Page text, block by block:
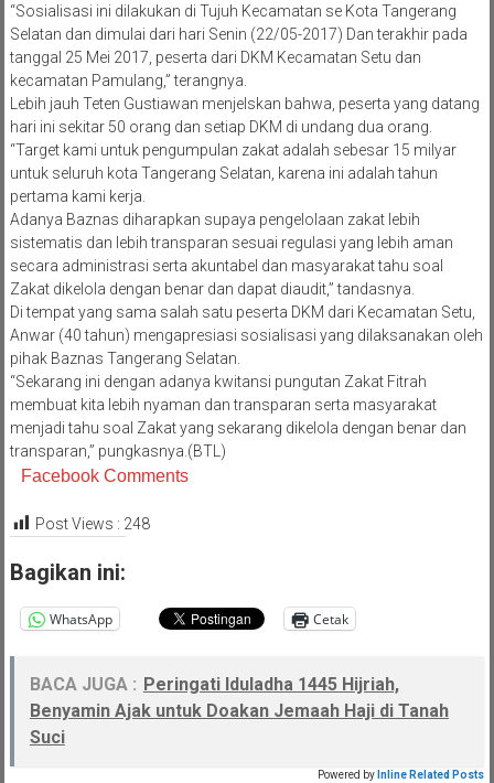
“Sosialisasi ini dilakukan di Tujuh Kecamatan se Kota Tangerang
Selatan dan dimulai dari hari Senin (22/05-2017) Dan terakhir pada
tanggal 25 Mei 2017, peserta dari DKM Kecamatan Setu dan
kecamatan Pamulang,” terangnya.
Lebih jauh Teten Gustiawan menjelskan bahwa, peserta yang datang
hari ini sekitar 50 orang dan setiap DKM di undang dua orang.
“Target kami untuk pengumpulan zakat adalah sebesar 15 milyar
untuk seluruh kota Tangerang Selatan, karena ini adalah tahun
pertama kami kerja.
Adanya Baznas diharapkan supaya pengelolaan zakat lebih
sistematis dan lebih transparan sesuai regulasi yang lebih aman
secara administrasi serta akuntabel dan masyarakat tahu soal
Zakat dikelola dengan benar dan dapat diaudit,” tandasnya.
Di tempat yang sama salah satu peserta DKM dari Kecamatan Setu,
Anwar (40 tahun) mengapresiasi sosialisasi yang dilaksanakan oleh
pihak Baznas Tangerang Selatan.
“Sekarang ini dengan adanya kwitansi pungutan Zakat Fitrah
membuat kita lebih nyaman dan transparan serta masyarakat
menjadi tahu soal Zakat yang sekarang dikelola dengan benar dan
transparan,” pungkasnya.(BTL)
Facebook Comments
Post Views : 248
Bagikan ini:
WhatsApp Cetak
BACA JUGA : Peringati Iduladha 1445 Hijriah,
Benyamin Ajak untuk Doakan Jemaah Haji di Tanah
Suci
Powered by Inline Related Posts